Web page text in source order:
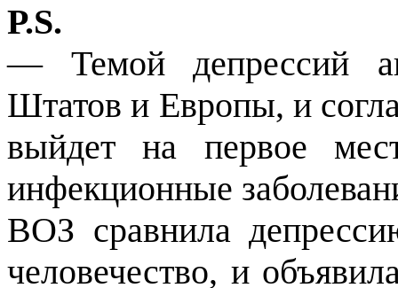
P.S.
— Темой депрессий
Штатов и Европы, и
выйдет на первое
инфекционные
ВОЗ сравнила
человечество, и